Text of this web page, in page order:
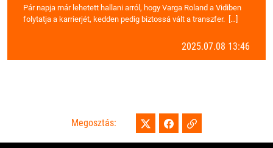
Pár napja már lehetett hallani arról, hogy Varga Roland a Vidiben
folytatja a karrierjét, kedden pedig biztossá vált a transzfer. […]
2025.07.08 13:46
Megosztás: